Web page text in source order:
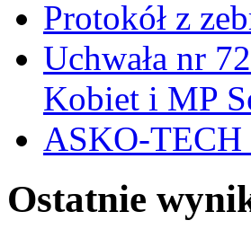
Protokół z
Uchwała nr
Kobiet i MP
ASKO-
Ostatnie